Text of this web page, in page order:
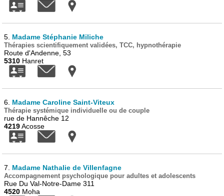
5. Madame Stéphanie Miliche
Thérapies scientifiquement validées, TCC, hypnothérapie
Route d'Andenne, 53
5310 Hanret
6. Madame Caroline Saint-Viteux
Thérapie systémique individuelle ou de couple
rue de Hannêche 12
4219Acosse
7. Madame Nathalie de Villenfagne
Accompagnement psychologique pour adultes et adolescents
Rue Du Val-Notre-Dame 311
4520 Moha